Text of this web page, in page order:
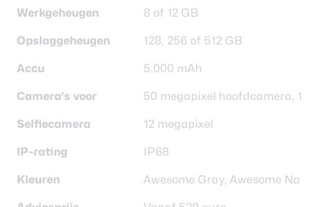
Werkgeheugen 8 of 12 GB
Opslaggeheugen 128, 256 of 512 GB
Accu 5.000 mAh
Camera’s voor 50 megapixel hoofdcamera,
Selfiecamera 12 megapixel
IP-rating IP68
Kleuren Awesome Gray, Awesome